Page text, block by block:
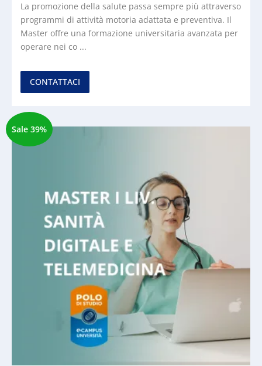
La promozione della salute passa sempre più attraverso
programmi di attività motoria adattata e preventiva. Il
Master offre una formazione universitaria avanzata per
operare nei co ...
CONTATTACI
Sale 39%